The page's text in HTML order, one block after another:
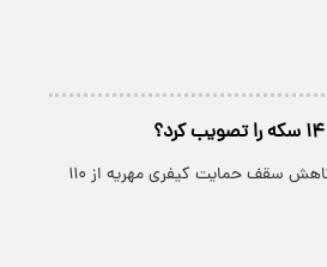
درحالی دو هفته از تصویب جنجالی مجلس برای کاهش سقف حمایت کیفری مهریه از ۱۱۰